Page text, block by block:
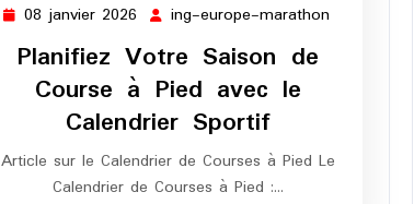
08 janvier 2026 08
janvier
2026
ing-europe-marathon
Planifiez Votre Saison de
Course à Pied avec le
Calendrier Sportif
Article sur le Calendrier de Courses à Pied Le
Calendrier de Courses à Pied :…